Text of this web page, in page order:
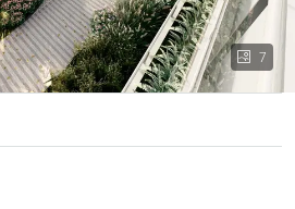
7